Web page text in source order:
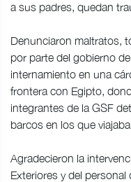
a sus padres, quedan
Denunciaron maltratos,
por parte del gobierno
internamiento en una
frontera con Egipto,
integrantes de la GSF
barcos en los que
Agradecieron la
Exteriores y del